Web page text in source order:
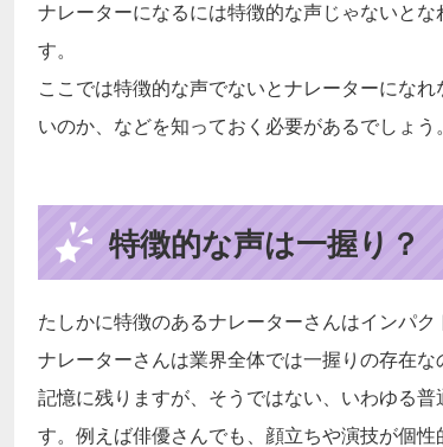
ナレーターになるには特徴的な声じゃないと
す。
ここでは特徴的な声でないとナレーターにな
いのか、などを知っておく必要があるでしょう
特徴的な声は一握り？
たしかに特徴のあるナレーターさんはインパ
ナレーターさんは業界全体では一握りの存在な
記憶に残りますが、そうではない、いわゆる
す。例えば俳優さんでも、顔立ちや演技が個